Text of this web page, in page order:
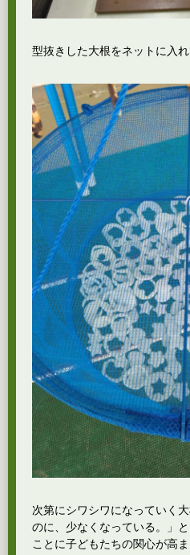
型抜きした大根をネットに入れ
次第にシワシワになっていく
のに、少なくなっている。」
ことに子どもたちの関心が高ま